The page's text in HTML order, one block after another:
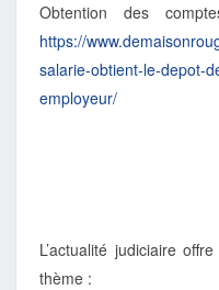
Obtention des
https://
salarie-obtient-le-depot-
employeur/
L’actualité judiciaire
thème :